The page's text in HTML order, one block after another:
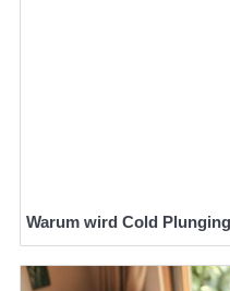
Warum wird Cold